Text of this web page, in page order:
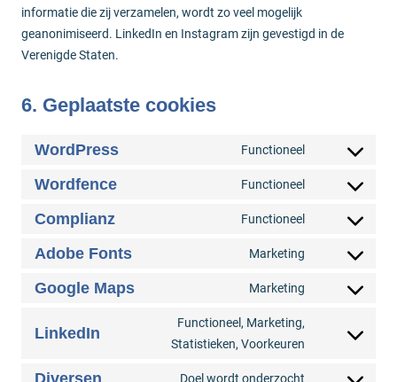
informatie die zij verzamelen, wordt zo veel mogelijk
geanonimiseerd. LinkedIn en Instagram zijn gevestigd in de
Verenigde Staten.
6. Geplaatste cookies
WordPress Functioneel
Consent
wordpress
Wordfence Functioneel
Consent
wordfence
Complianz Functioneel
Consent
complianz
Adobe Fonts Marketing
Consent
adobe-
Google Maps Marketing
Consent
service
LinkedIn
Functioneel, Marketing,
Statistieken, Voorkeuren
Consent
Diversen Doel wordt onderzocht